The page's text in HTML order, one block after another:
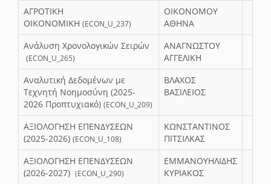
ΑΓΡΟΤΙΚΗ
ΟΙΚΟΝΟΜΙΚΗ (ECON_U_237)
ΟΙΚΟΝΟΜΟΥ
ΑΘΗΝΑ
Ανάλυση Χρονολογικών Σειρών
(ECON_U_265)
ΑΝΑΓΝΩΣΤΟΥ
ΑΓΓΕΛΙΚΗ
Αναλυτική Δεδομένων με
Τεχνητή Νοημοσύνη (2025-
2026 Προπτυχιακό) (ECON_U_209)
ΒΛΑΧΟΣ
ΒΑΣΙΛΕΙΟΣ
ΑΞΙΟΛΟΓΗΣΗ ΕΠΕΝΔΥΣΕΩΝ
(2025-2026) (ECON_U_108)
ΚΩΝΣΤΑΝΤΙΝΟΣ
ΠΙΤΣΙΛΚΑΣ
ΑΞΙΟΛΟΓΗΣΗ ΕΠΕΝΔΥΣΕΩΝ
(2026-2027) (ECON_U_290)
ΕΜΜΑΝΟΥΗΛΙΔΗΣ
ΚΥΡΙΑΚΟΣ